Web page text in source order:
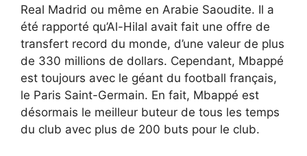
Real Madrid ou même en Arabie Saoudite. Il a
été rapporté qu’Al-Hilal avait fait une offre de
transfert record du monde, d’une valeur de plus
de 330 millions de dollars. Cependant, Mbappé
est toujours avec le géant du football français,
le Paris Saint-Germain. En fait, Mbappé est
désormais le meilleur buteur de tous les temps
du club avec plus de 200 buts pour le club.